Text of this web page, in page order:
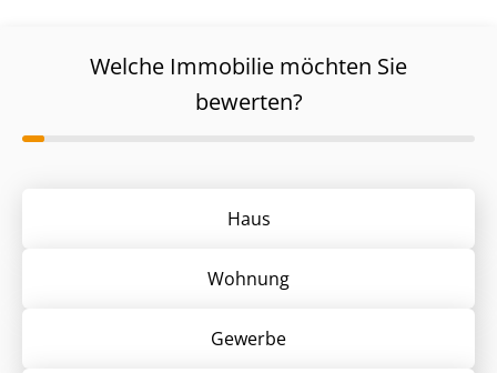
Welche Immobilie möchten Sie
bewerten?
Haus
Wohnung
Gewerbe